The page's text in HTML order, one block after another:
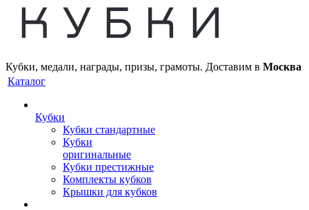
Кубки, медали, награды, призы, грамоты. Доставим в Москва
Каталог
Кубки
Кубки стандартные
Кубки
оригинальные
Кубки престижные
Комплекты кубков
Крышки для кубков